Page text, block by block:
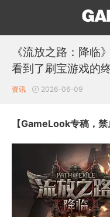
《流放之路：降临
看到了刷宝游戏的
资讯 2026-06-09
【GameLook专稿，禁